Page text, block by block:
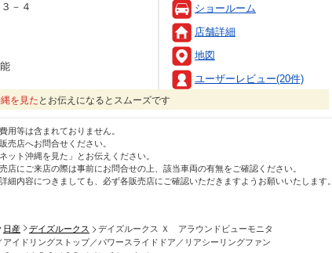
－４
ショールーム
店舗詳細
地図
ユーザーレビュー(20件)
を見た とお伝えになるとスムーズです
用等は含まれておりません。
売店へお問合せください。
ット沖縄を見た」とお伝えください。
店にご来店の際は事前にお問合せの上、該当車両の有無をご確認ください。
細内容につきましても、必ず各販売店にご確認いただきますようお願いいたします。
日産 デイズルークス
デイズルークス Ｘ アラウンドビューモニタ
イドリングストップ／パワースライドドア／リアシーリングファン